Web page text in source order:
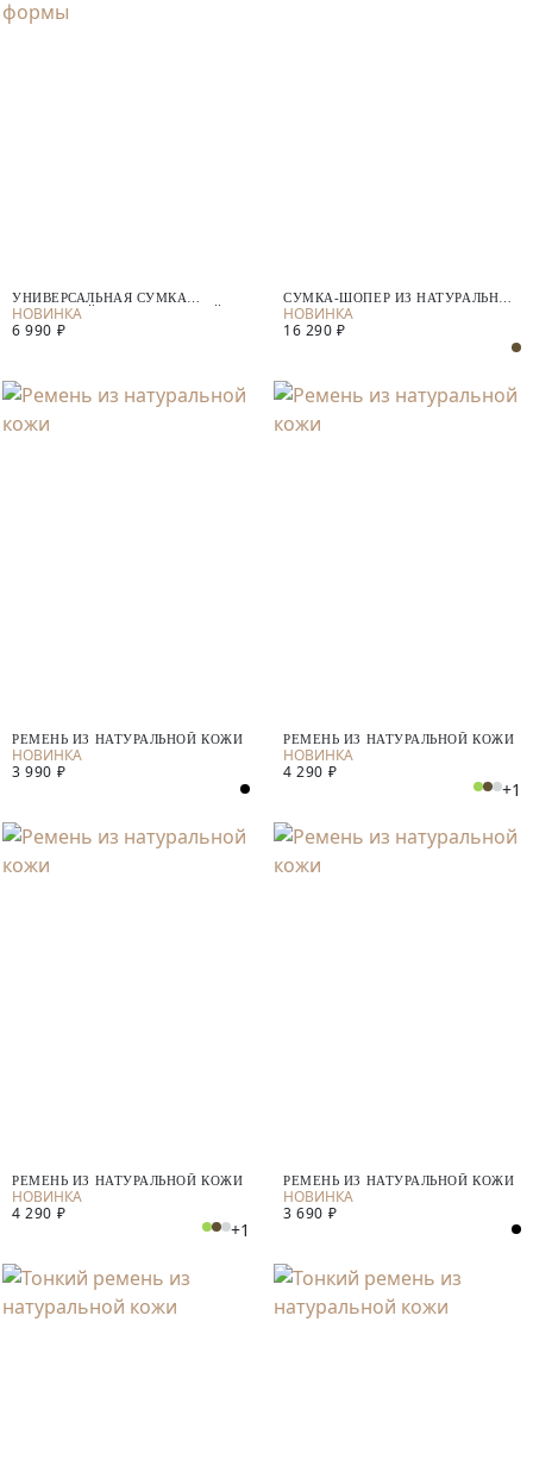
УНИВЕРСАЛЬНАЯ СУМКА
ТРЕНДОВОЙ ПРЯМОУГОЛЬНОЙ
ФОРМЫ
6 990 ₽
СУМКА-ШОПЕР ИЗ НАТУРАЛЬНОЙ
ЗАМШИ
16 290 ₽
РЕМЕНЬ ИЗ НАТУРАЛЬНОЙ КОЖИ
3 990 ₽
РЕМЕНЬ ИЗ НАТУРАЛЬНОЙ КОЖИ
4 290 ₽
+1
РЕМЕНЬ ИЗ НАТУРАЛЬНОЙ КОЖИ
4 290 ₽
+1
РЕМЕНЬ ИЗ НАТУРАЛЬНОЙ КОЖИ
3 690 ₽